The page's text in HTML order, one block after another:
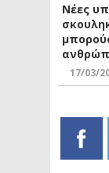
Νέες
17/03/